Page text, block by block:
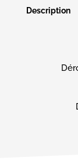
Description